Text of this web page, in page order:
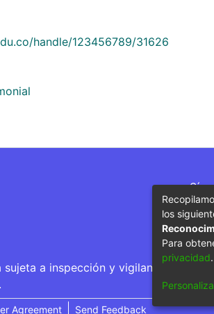
handle/123456789/31626
a inspección y vigilancia por
Agreement Send Feedback
los
Para
privacidad.